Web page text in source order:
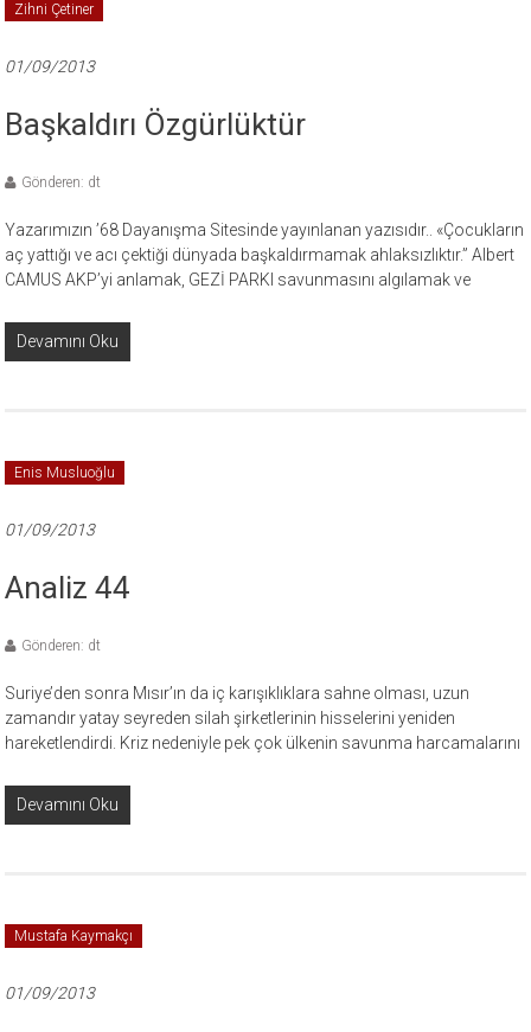
Zihni Çetiner
01/09/2013
Başkaldırı Özgürlüktür
Gönderen: dt
Yazarımızın ’68 Dayanışma Sitesinde yayınlanan yazısıdır.. «Çocukların
aç yattığı ve acı çektiği dünyada başkaldırmamak ahlaksızlıktır.” Albert
CAMUS AKP’yi anlamak, GEZİ PARKI savunmasını algılamak ve
Devamını Oku
Enis Musluoğlu
01/09/2013
Analiz 44
Gönderen: dt
Suriye’den sonra Mısır’ın da iç karışıklıklara sahne olması, uzun
zamandır yatay seyreden silah şirketlerinin hisselerini yeniden
hareketlendirdi. Kriz nedeniyle pek çok ülkenin savunma harcamalarını
Devamını Oku
Mustafa Kaymakçı
01/09/2013